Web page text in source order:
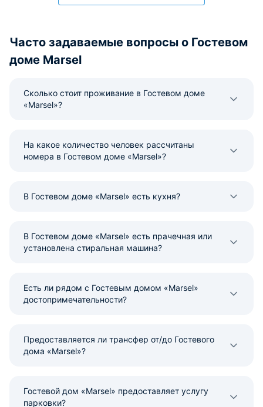
Часто задаваемые вопросы о Гостевом
доме Marsel
Сколько стоит проживание в Гостевом доме
«Marsel»?
На какое количество человек рассчитаны
номера в Гостевом доме «Marsel»?
В Гостевом доме «Marsel» есть кухня?
В Гостевом доме «Marsel» есть прачечная или
установлена стиральная машина?
Есть ли рядом с Гостевым домом «Marsel»
достопримечательности?
Предоставляется ли трансфер от/до Гостевого
дома «Marsel»?
Гостевой дом «Marsel» предоставляет услугу
парковки?